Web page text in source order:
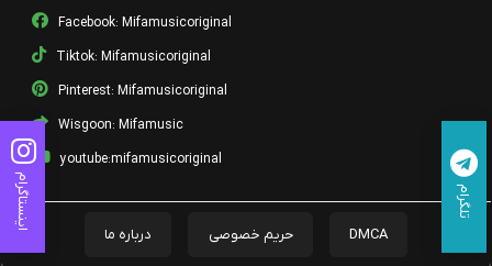
Facebook: Mifamusicoriginal
Tiktok: Mifamusicoriginal
Pinterest: Mifamusicoriginal
Wisgoon: Mifamusic
youtube:mifamusicoriginal
DMCA حریم خصوصی درباره ما
اینستاگرام تلگرام